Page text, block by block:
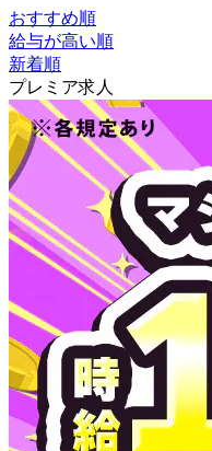
おすすめ順
給与が高い順
新着順
プレミア求人